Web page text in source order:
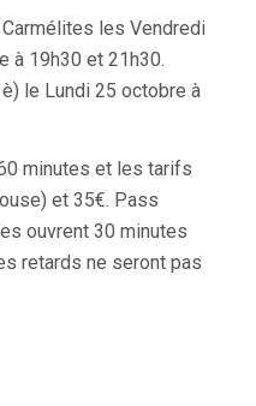
les Vendredi
à 19h30 et 21h30.
le Lundi 25 octobre à
minutes et les tarifs
et 35€. Pass
ouvrent 30 minutes
retards ne seront pas